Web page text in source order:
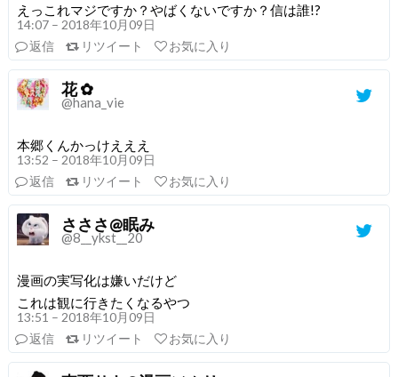
えっこれマジですか？やばくないですか？信は誰!?
14:07 – 2018年10月09日
返信
リツイート お気に入り
花 ✿
@hana_vie
本郷くんかっけえええ
13:52 – 2018年10月09日
返信
リツイート お気に入り
さささ@眠み
@8__ykst__20
漫画の実写化は嫌いだけど
これは観に行きたくなるやつ
13:51 – 2018年10月09日
返信
リツイート お気に入り